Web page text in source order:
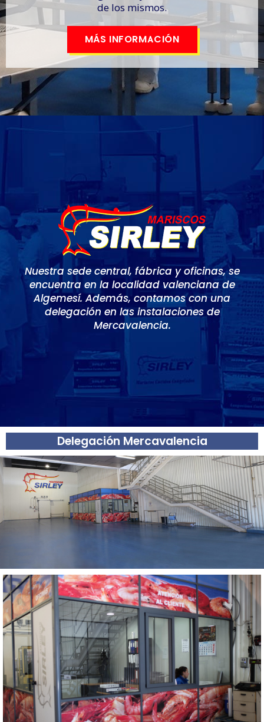
de los mismos.
MÁS INFORMACIÓN
Nuestra sede central, fábrica y oficinas, se
encuentra en la localidad valenciana de
Algemesí. Además, contamos con una
delegación en las instalaciones de
Mercavalencia.
Delegación Mercavalencia